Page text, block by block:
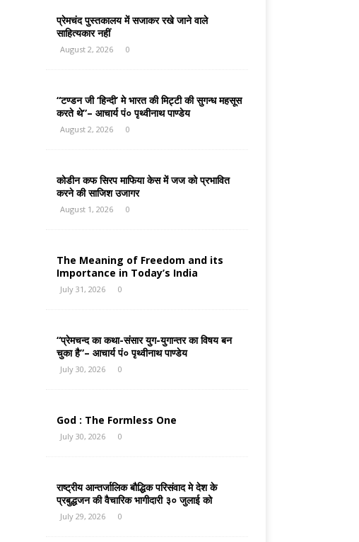
प्रेमचंद पुस्तकालय में सजाकर रखे जाने वाले
साहित्यकार नहीं
August 2, 2026 0
“टण्डन जी ‘हिन्दी’ मे भारत की मिट्टी की सुगन्ध महसूस
करते थे”– आचार्य पं० पृथ्वीनाथ पाण्डेय
August 2, 2026 0
कोडीन कफ सिरप माफिया केस में जज को प्रभावित
करने की साजिश उजागर
August 1, 2026 0
The Meaning of Freedom and its
Importance in Today’s India
July 31, 2026 0
“प्रेमचन्द का कथा-संसार युग-युगान्तर का विषय बन
चुका है”– आचार्य पं० पृथ्वीनाथ पाण्डेय
July 30, 2026 0
God : The Formless One
July 30, 2026 0
राष्ट्रीय आन्तर्जालिक बौद्धिक परिसंवाद मे देश के
प्रबुद्धजन की वैचारिक भागीदारी ३० जुलाई को
July 29, 2026 0